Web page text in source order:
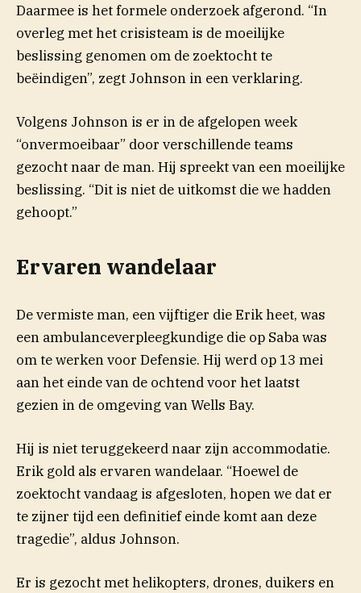
Daarmee is het formele onderzoek afgerond. “In
overleg met het crisisteam is de moeilijke
beslissing genomen om de zoektocht te
beëindigen”, zegt Johnson in eenverklaring(opent
.
Volgens Johnson is er in de afgelopen week
“onvermoeibaar” door verschillende teams
gezocht naar de man. Hij spreekt van een moeilijke
beslissing. “Dit is niet de uitkomst die we hadden
gehoopt.”
Ervaren wandelaar
De vermiste man, een vijftiger die Erik heet, was
een ambulanceverpleegkundige die op Saba was
om te werken voor Defensie. Hij werd op 13 mei
aan het einde van de ochtend voor het laatst
gezien in de omgeving van Wells Bay.
Hij is niet teruggekeerd naar zijn accommodatie.
Erik gold als ervaren wandelaar. “Hoewel de
zoektocht vandaag is afgesloten, hopen we dat er
te zijner tijd een definitief einde komt aan deze
tragedie”, aldus Johnson.
Er is gezocht met helikopters, drones, duikers en